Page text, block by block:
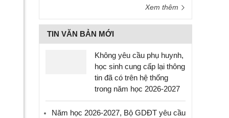
Xem thêm
TIN VĂN BẢN MỚI
Không yêu cầu phụ huynh,
học sinh cung cấp lại thông
tin đã có trên hệ thống
trong năm học 2026-2027
Năm học 2026-2027, Bộ GDĐT yêu cầu